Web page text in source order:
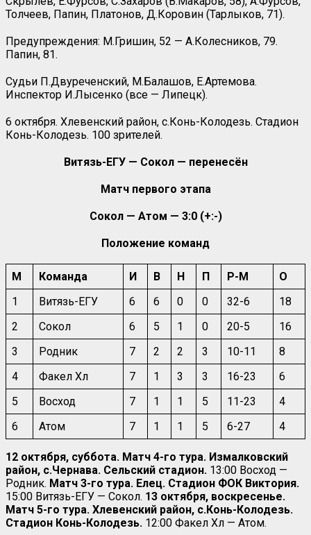
Толчеев, Папин, Платонов, Д.Коровин (Тарлыков, 71).
Предупреждения: М.Гришин, 52 — А.Колесников, 79.
Папин, 81.
Судьи П.Двуреченский, М.Балашов, Е.Артемова.
Инспектор И.Лысенко (все — Липецк).
6 октября. Хлевенский район, с.Конь-Колодезь. Стадион
Конь-Колодезь. 100 зрителей.
Витязь-ЕГУ — Сокол — перенесён
Матч первого этапа
Сокол — Атом — 3:0 (+:-)
Положение команд
М Команда И В Н П Р-М
О
1
Витязь-ЕГУ 6 6 0 0 32-6
18
2
Сокол 6 5 1 0 20-5
16
3
Родник 7 2 2 3 10-11
8
4
Факел Хл 7 1 3 3 16-23
6
5
Восход 7 1 1 5 11-23
4
6
Атом 7 1 1 5 6-27 4
12 октября, суббота. Матч 4-го тура. Измалковский
район, с.Чернава. Сельский стадион. 13:00 Восход —
Родник. Матч 3-го тура. Елец. Стадион ФОК Виктория.
15:00 Витязь-ЕГУ — Сокол. 13 октября, воскресенье.
Матч 5-го тура. Хлевенский район, с.Конь-Колодезь.
Стадион Конь-Колодезь. 12:00 Факел Хл — Атом.